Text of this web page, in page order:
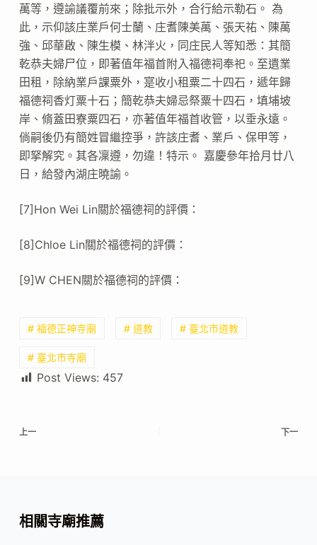
萬等，遵諭議覆前來；除批示外，合行給示勒石。 為
此，示仰該庄業戶何士蘭、庄耆陳美萬、張天祐、陳萬
強、邱華啟、陳生模、林泮火，同庄民人等知悉：其簡
乾恭夫婦尸位，即著值年福首附入福德祠奉祀。至遺業
田租，除納業戶課粟外，寔收小租粟二十四石，遞年歸
福德祠香灯粟十石；簡乾恭夫婦忌祭粟十四石，填埔坡
岸、脩蓋田寮粟四石，亦著值年福首收管，以垂永遠。
倘嗣後仍有簡姓冒繼控爭，許該庄耆、業戶、保甲等，
即拏解究。其各凜遵，勿違！特示。 嘉慶參年拾月廿八
日，給發內湖庄曉諭。
[7]Hon Wei Lin關於福德祠的評價：
[8]Chloe Lin關於福德祠的評價：
[9]W CHEN關於福德祠的評價：
# 福德正神寺廟 # 道教 # 臺北市道教
# 臺北市寺廟
Post Views: 457
上一 下一
相關寺廟推薦